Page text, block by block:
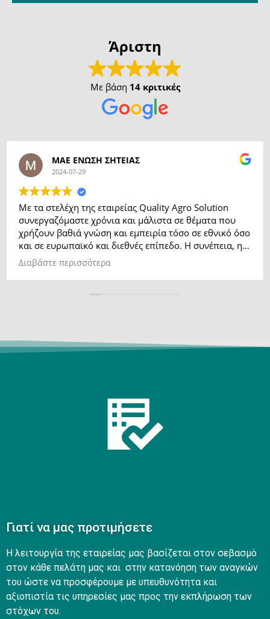
Άριστη
Με βάση 14 κριτικές
ΜΑΕ ΕΝΩΣΗ ΣΗΤΕΙΑΣ
2024-07-29
Με τα στελέχη της εταιρείας Quality Agro Solution
συνεργαζόμαστε χρόνια και μάλιστα σε θέματα που
χρήζουν βαθιά γνώση και εμπειρία τόσο σε εθνικό όσο
και σε ευρωπαϊκό και διεθνές επίπεδο. Η συνέπεια, η
ευγένεια και η αποτελεσματικότητα σε όλους τους
τομείς που υποστηρίζουν, δημιουργούν το αίσθημα
της εμπιστοσύνης και της ασφάλειας. Η συνεργασία
μας θεωρείται δεδομένη και στο μέλλον.
Διαβάστε περισσότερα
Γιατί να μας προτιμήσετε
Η λειτουργία της εταιρείας μας βασίζεται στον σεβασμό
στον κάθε πελάτη μας και στην κατανόηση των αναγκών
του ώστε να προσφέρουμε με υπευθυνότητα και
αξιοπιστία τις υπηρεσίες μας προς την εκπλήρωση των
στόχων του.